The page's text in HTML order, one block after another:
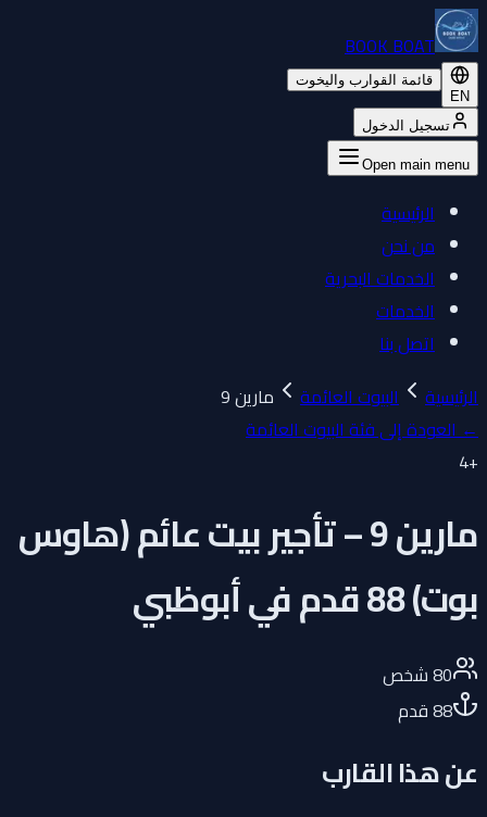
BOOK BOAT
EN
قائمة القوارب واليخوت
تسجيل الدخول
Open main menu
الرئيسية
من نحن
الخدمات البحرية
الخدمات
اتصل بنا
الرئيسية
البيوت العائمة
مارين 9
←العودة إلى فئة البيوت العائمة
4
مارين 9 – تأجير بيت عائم (هاوس
بوت) 88 قدم في أبوظبي
80شخص
88قدم
عن هذا القارب